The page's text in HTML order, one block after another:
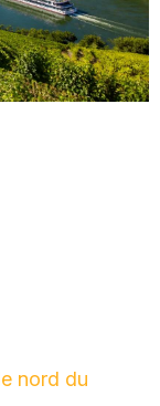
nord du